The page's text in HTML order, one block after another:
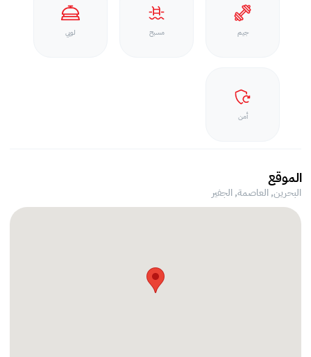
جيم مسبح لوبي
أمن
الموقع
البحرين, العاصمة,الجفير